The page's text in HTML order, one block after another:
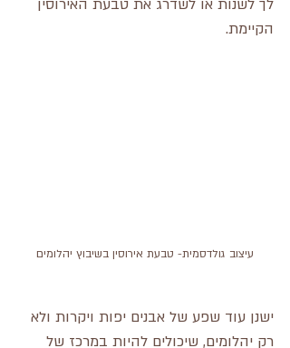
לך לשנות או לשדרג את טבעת האירוסין
הקיימת.
עיצוב גולדסמית- טבעת אירוסין בשיבוץ יהלומים
ישנן עוד שפע של אבנים יפות ויקרות ולא
רק יהלומים, שיכולים להיות במרכז של